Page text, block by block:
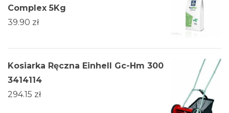
Complex 5Kg
39.90 zł
Kosiarka Ręczna Einhell Gc-Hm 300
3414114
294.15 zł